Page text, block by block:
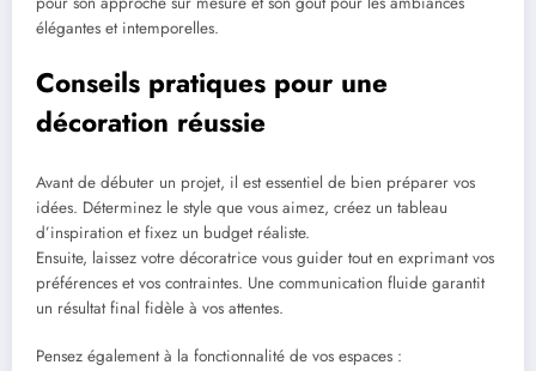
élégantes et intemporelles.
Conseils pratiques pour une
décoration réussie
Avant de débuter un projet, il est essentiel de bien préparer vos
idées. Déterminez le style que vous aimez, créez un tableau
d’inspiration et fixez un budget réaliste.
Ensuite, laissez votre décoratrice vous guider tout en exprimant vos
préférences et vos contraintes. Une communication fluide garantit
un résultat final fidèle à vos attentes.
Pensez également à la fonctionnalité de vos espaces :